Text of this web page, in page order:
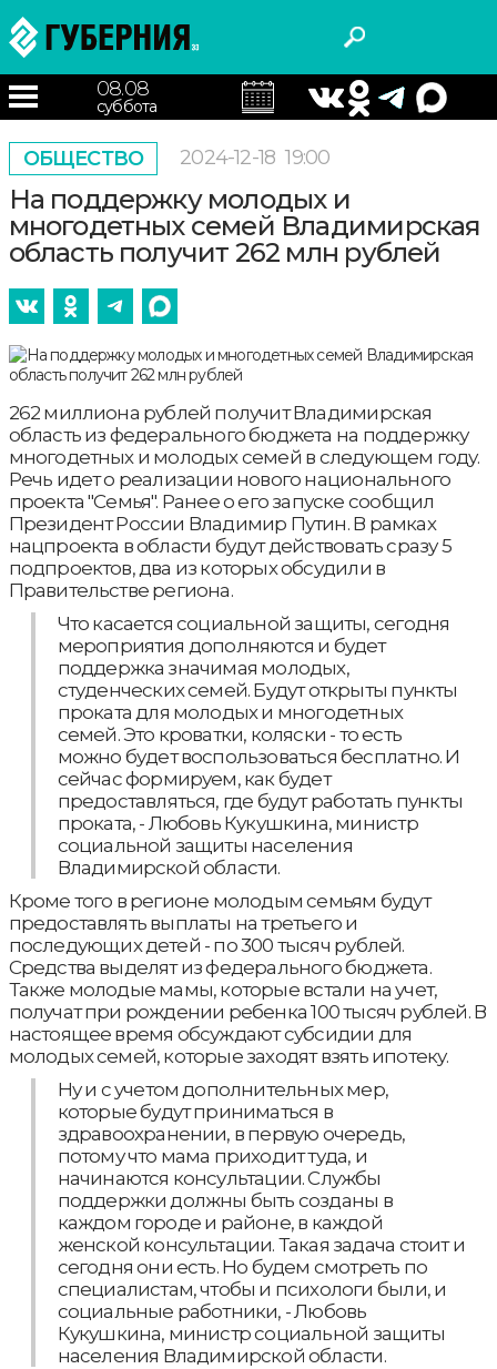
08.08
суббота
ОБЩЕСТВО 2024-12-18 19:00
На поддержку молодых и
многодетных семей Владимирская
область получит 262 млн рублей
262 миллиона рублей получит Владимирская
область из федерального бюджета на поддержку
многодетных и молодых семей в следующем году.
Речь идет о реализации нового национального
проекта "Семья". Ранее о его запуске сообщил
Президент России Владимир Путин. В рамках
нацпроекта в области будут действовать сразу 5
подпроектов, два из которых обсудили в
Правительстве региона.
Что касается социальной защиты, сегодня
мероприятия дополняются и будет
поддержка значимая молодых,
студенческих семей. Будут открыты пункты
проката для молодых и многодетных
семей. Это кроватки, коляски - то есть
можно будет воспользоваться бесплатно. И
сейчас формируем, как будет
предоставляться, где будут работать пункты
проката, - Любовь Кукушкина, министр
социальной защиты населения
Владимирской области.
Кроме того в регионе молодым семьям будут
предоставлять выплаты на третьего и
последующих детей - по 300 тысяч рублей.
Средства выделят из федерального бюджета.
Также молодые мамы, которые встали на учет,
получат при рождении ребенка 100 тысяч рублей. В
настоящее время обсуждают субсидии для
молодых семей, которые заходят взять ипотеку.
Ну и с учетом дополнительных мер,
которые будут приниматься в
здравоохранении, в первую очередь,
потому что мама приходит туда, и
начинаются консультации. Службы
поддержки должны быть созданы в
каждом городе и районе, в каждой
женской консультации. Такая задача стоит и
сегодня они есть. Но будем смотреть по
специалистам, чтобы и психологи были, и
социальные работники, - Любовь
Кукушкина, министр социальной защиты
населения Владимирской области.